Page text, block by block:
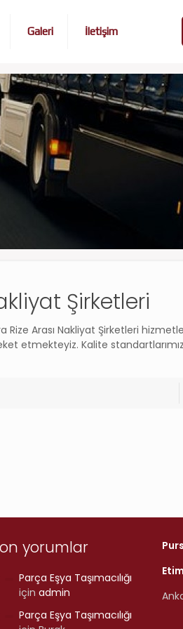
Galeri İletişim
Şirketleri
Rize Arası Nakliyat Şirketleri
etmekteyiz. Kalite
yorumlar
Parça Eşya Taşımacılığı
içinadmin
Parça Eşya Taşımacılığı